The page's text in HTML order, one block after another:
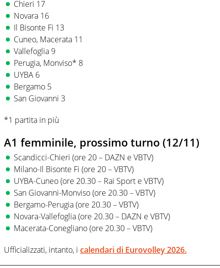
Chieri 17
Novara 16
Il Bisonte Fi 13
Cuneo, Macerata 11
Vallefoglia 9
Perugia, Monviso* 8
UYBA 6
Bergamo 5
San Giovanni 3
*1 partita in più
A1 femminile, prossimo turno (12/11)
Scandicci-Chieri (ore 20 – DAZN e VBTV)
Milano-Il Bisonte Fi (ore 20 – VBTV)
UYBA-Cuneo (ore 20.30 – Rai Sport e VBTV)
San Giovanni-Monviso (ore 20.30 – VBTV)
Bergamo-Perugia (ore 20.30 – VBTV)
Novara-Vallefoglia (ore 20.30 – DAZN e VBTV)
Macerata-Conegliano (ore 20.30 – VBTV)
Ufficializzati, intanto, i calendari di Eurovolley 2026.